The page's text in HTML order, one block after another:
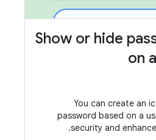
Show or hide
on
You can create an
password based on a
security and